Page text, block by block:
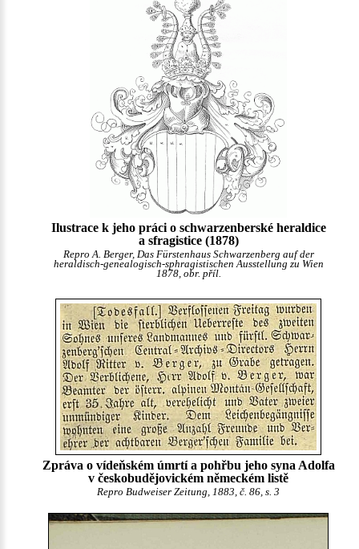
Ilustrace k jeho práci o schwarzenberské heraldice
a sfragistice (1878)
Repro A. Berger, Das Fürstenhaus Schwarzenberg auf der
heraldisch-genealogisch-sphragistischen Ausstellung zu Wien
1878, obr. příl.
Zpráva o vídeňském úmrtí a pohřbu jeho syna Adolfa
v českobudějovickém německém listě
Repro Budweiser Zeitung, 1883, č. 86, s. 3